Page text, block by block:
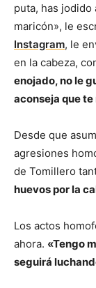
puta, has jodido
maricón», le
Instagram, le
en la cabeza,
enojado, no le
aconseja que
Desde que
agresiones
de Tomillero
huevos por la
Los actos
ahora. «Tengo
seguirá